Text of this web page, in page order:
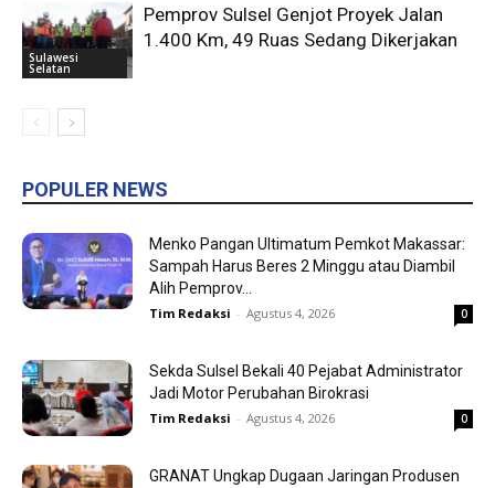
Sulawesi
Selatan
Pemprov Sulsel Genjot Proyek Jalan
1.400 Km, 49 Ruas Sedang Dikerjakan
POPULER NEWS
Menko Pangan Ultimatum Pemkot Makassar:
Sampah Harus Beres 2 Minggu atau Diambil
Alih Pemprov...
Tim Redaksi - Agustus 4, 2026 0
Sekda Sulsel Bekali 40 Pejabat Administrator
Jadi Motor Perubahan Birokrasi
Tim Redaksi - Agustus 4, 2026 0
GRANAT Ungkap Dugaan Jaringan Produsen